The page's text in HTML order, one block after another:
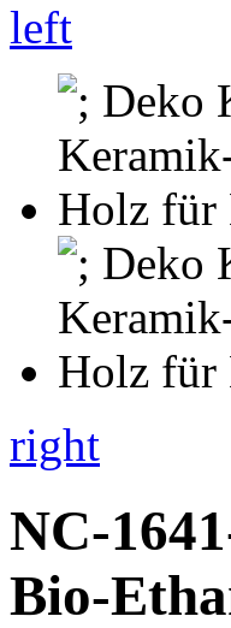
left
right
NC-
Bio-